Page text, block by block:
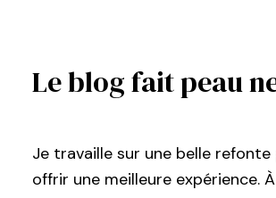
Le blog fait peau
Je travaille sur une belle refonte
offrir une meilleure expérience.